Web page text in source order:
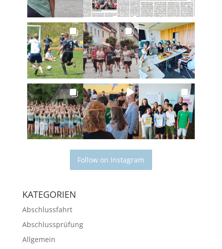
Follow on Instagram
KATEGORIEN
Abschlussfahrt
Abschlussprüfung
Allgemein